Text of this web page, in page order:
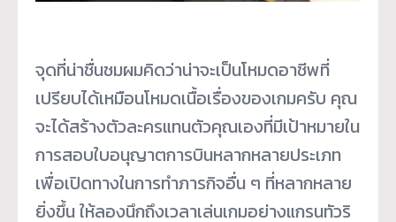
จุดที่น่าชื่นชมผมคิดว่าน่าจะเป็นโหมดอาชีพที่
เปรียบได้เหมือนโหมดเนื้อเรื่องของเกมครับ คุณ
จะได้สร้างตัวละครแทนตัวคุณเองที่มีเป้าหมายใน
การสอบใบอนุญาตการบินหลากหลายประเภท
เพื่อเปิดทางในการทำภารกิจอื่น ๆ ที่หลากหลาย
ยิ่งขึ้น ให้ลองนึกถึงเวลาเล่นเกมอย่างแกรนทัวริ